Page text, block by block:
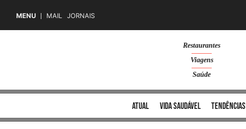
MENU MAIL JORNAIS
Restaurantes
Viagens
Saúde
atual vida saudável tendências